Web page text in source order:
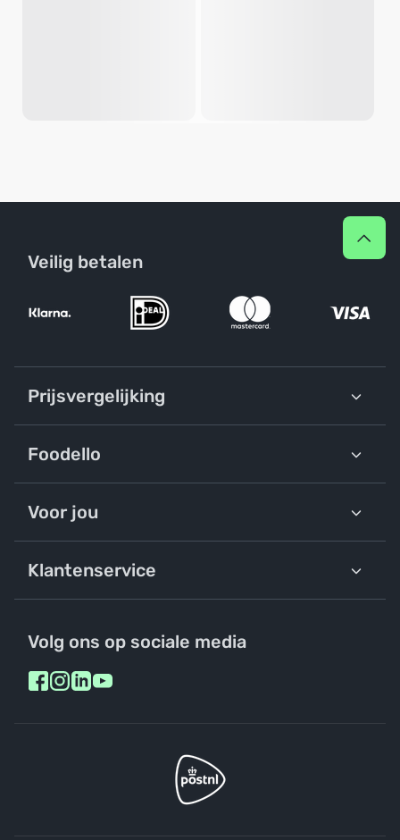
Veilig betalen
Prijsvergelijking
Foodello
Voor jou
Klantenservice
Volg ons op sociale media